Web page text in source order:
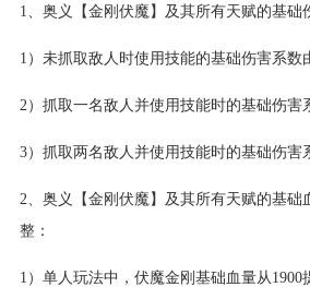
1、奥义【金刚伏魔】及其所有天赋的基础
1）未抓取敌人时使用技能的基础伤害系数
2）抓取一名敌人并使用技能时的基础伤害
3）抓取两名敌人并使用技能时的基础伤害
2、奥义【金刚伏魔】及其所有天赋的基础
整：
1）单人玩法中，伏魔金刚基础血量从1900